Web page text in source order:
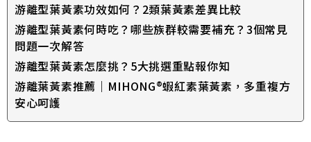
游離型葉黃素功效如何？2類葉黃素差異比較
游離型葉黃素何時吃？哪些族群較需要補充？3個常見
問題一次解答
游離型葉黃素怎麼挑？5大挑選重點報你知
游離葉黃素推薦｜MIHONG®蝦紅素葉黃素，多重複方
安心呵護